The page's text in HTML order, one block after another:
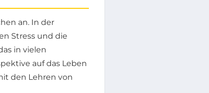
an. In der
Stress und die
in vielen
auf das Leben
den Lehren von